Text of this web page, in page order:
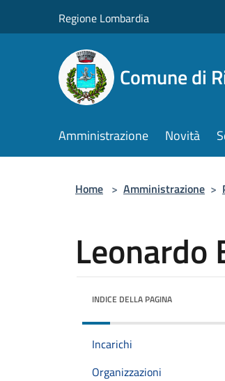
Regione Lombardia
Comune di
Amministrazione Novità
Home > Amministrazione >
Leonardo
INDICE DELLA PAGINA
Incarichi
Organizzazioni